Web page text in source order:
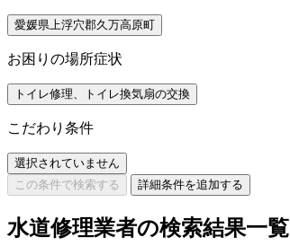
愛媛県上浮穴郡久万高原町
お困りの場所症状
トイレ修理、トイレ換気扇の交換
こだわり条件
選択されていません
この条件で検索する
詳細条件を追加する
水道修理業者の検索結果一覧